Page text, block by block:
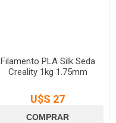
Filamento PLA Silk Seda
Creality 1kg 1.75mm
U$S 27